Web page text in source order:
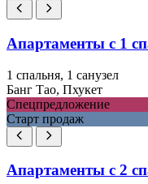
Апартаменты с 1
1 спальня, 1 санузел
Банг Тао, Пхукет
Спецпредложение
Старт продаж
Апартаменты с 2